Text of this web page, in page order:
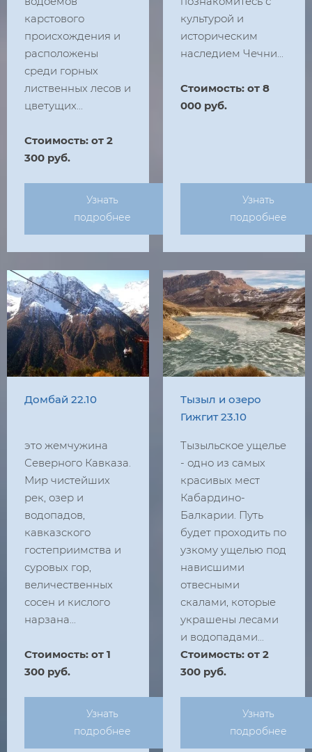
карстового
происхождения и
расположены
среди горных
лиственных лесов и
цветущих...
Стоимость: от 2
300 руб.
Узнать
подробнее
культурой и
историческим
наследием Чечни...
Стоимость: от 8
000 руб.
Узнать
подробнее
Домбай 22.10
это жемчужина
Северного Кавказа.
Мир чистейших
рек, озер и
водопадов,
кавказского
гостеприимства и
суровых гор,
величественных
сосен и кислого
нарзана...
Стоимость: от 1
300 руб.
Узнать
подробнее
Тызыл и озеро
Гижгит 23.10
Тызыльское ущелье
- одно из самых
красивых мест
Кабардино-
Балкарии. Путь
будет проходить по
узкому ущелью под
нависшими
отвесными
скалами, которые
украшены лесами
и водопадами...
Стоимость: от 2
300 руб.
Узнать
подробнее